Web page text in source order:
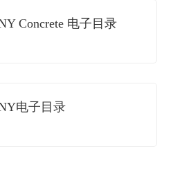
Concrete 电子目录
电子目录